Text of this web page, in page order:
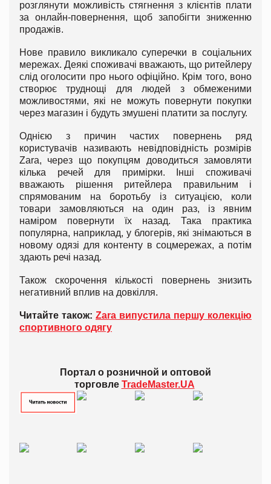
розглянути можливість стягнення з клієнтів плати
за онлайн-повернення, щоб запобігти зниженню
продажів.
Нове правило викликало суперечки в соціальних
мережах. Деякі споживачі вважають, що ритейлеру
слід оголосити про нього офіційно. Крім того, воно
створює труднощі для людей з обмеженими
можливостями, які не можуть повернути покупки
через магазин і будуть змушені платити за послугу.
Однією з причин частих повернень ряд
користувачів називають невідповідність розмірів
Zara, через що покупцям доводиться замовляти
кілька речей для примірки. Інші споживачі
вважають рішення ритейлера правильним і
спрямованим на боротьбу із ситуацією, коли
товари замовляються на один раз, із явним
наміром повернути їх назад. Така практика
популярна, наприклад, у блогерів, які знімаються в
новому одязі для контенту в соцмережах, а потім
здають речі назад.
Також скорочення кількості повернень знизить
негативний вплив на довкілля.
Читайте також: Zara випустила першу колекцію
спортивного одягу
Портал о розничной и оптовой
торговле TradeMaster.UA